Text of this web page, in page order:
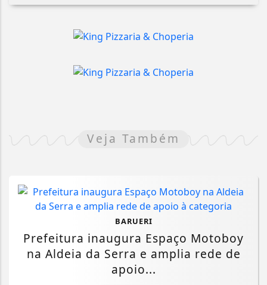
Veja Também
BARUERI
Prefeitura inaugura Espaço Motoboy
na Aldeia da Serra e amplia rede de
apoio...